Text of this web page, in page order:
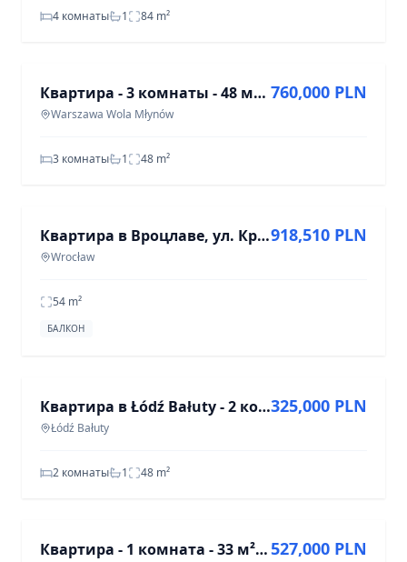
4 комнаты 1 84 m²
Квартира - 3 комнаты - 48 м² - лифт - ул. Плоцка Варшава Вола Млынув
Warszawa Wola Młynów
760,000 PLN
3 комнаты 1 48 m²
Квартира в Вроцлаве, ул. Краковская, 54 м², 3 комнаты
Wrocław
918,510 PLN
54 m²
БАЛКОН
Квартира в Łódź Bałuty - 2 комнаты, 48.3 м²
Łódź Bałuty
325,000 PLN
2 комнаты 1 48 m²
Квартира - 1 комната - 33 м² - ул. Эльяшa Валерий Радзиковский Краков Пшондник Белый527,000 PLN